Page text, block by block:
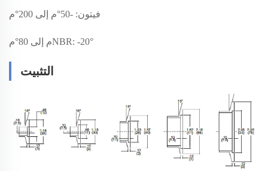
فيتون: -50°م إلى 200°م
NBR: -20°م إلى 80°م
التثبيت